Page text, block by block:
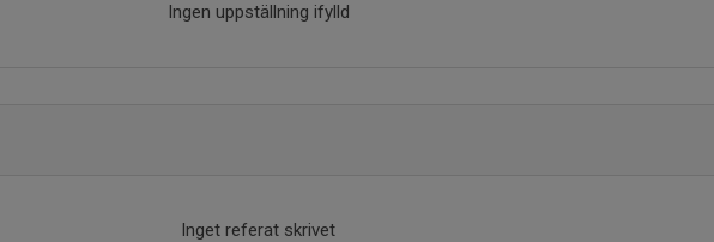
Ingen uppställning ifylld
Inget referat skrivet